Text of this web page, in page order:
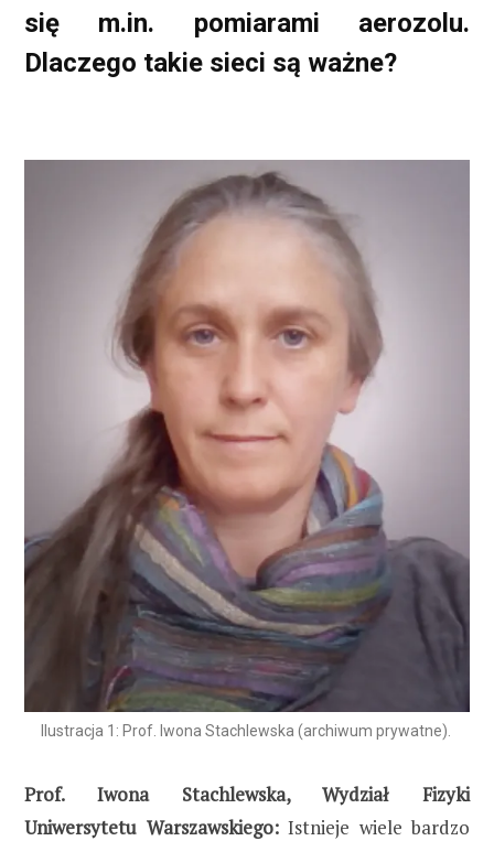
się m.in. pomiarami aerozolu.
Dlaczego takie sieci są ważne?
Ilustracja 1: Prof. Iwona Stachlewska (archiwum prywatne).
Prof. Iwona Stachlewska, Wydział Fizyki
Uniwersytetu Warszawskiego: Istnieje wiele bardzo